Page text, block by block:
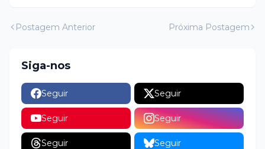
Postagem Anterior Próxima Postagem
Siga-nos
Seguir Seguir
Seguir Seguir
Seguir Seguir